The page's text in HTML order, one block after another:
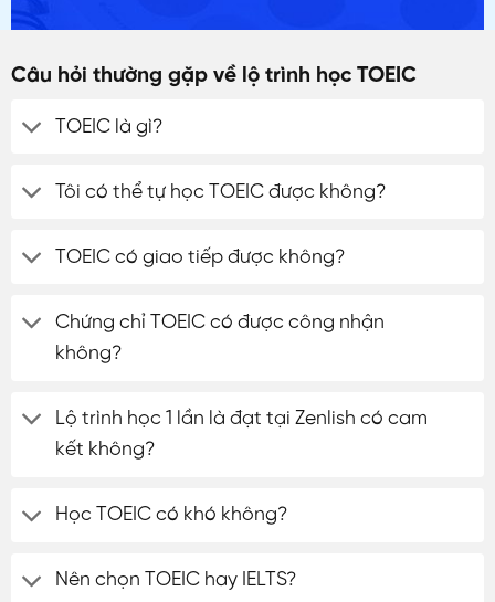
Câu hỏi thường gặp về lộ trình học TOEIC
TOEIC là gì?
Tôi có thể tự học TOEIC được không?
TOEIC có giao tiếp được không?
Chứng chỉ TOEIC có được công nhận
không?
Lộ trình học 1 lần là đạt tại Zenlish có cam
kết không?
Học TOEIC có khó không?
Nên chọn TOEIC hay IELTS?